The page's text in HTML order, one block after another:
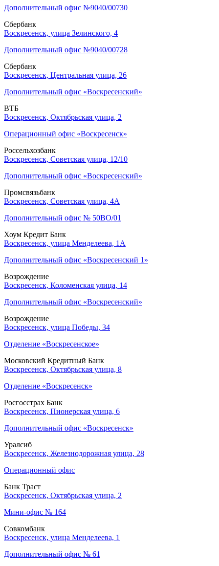
Дополнительный офис №9040/00730
Сбербанк
Воскресенск, улица Зелинского, 4
Дополнительный офис №9040/00728
Сбербанк
Воскресенск, Центральная улица, 26
Дополнительный офис «Воскресенский»
ВТБ
Воскресенск, Октябрьская улица, 2
Операционный офис «Воскресенск»
Россельхозбанк
Воскресенск, Советская улица, 12/10
Дополнительный офис «Воскресенский»
Промсвязьбанк
Воскресенск, Советская улица, 4А
Дополнительный офис № 50ВО/01
Хоум Кредит Банк
Воскресенск, улица Менделеева, 1А
Дополнительный офис «Воскресенский 1»
Возрождение
Воскресенск, Коломенская улица, 14
Дополнительный офис «Воскресенский»
Возрождение
Воскресенск, улица Победы, 34
Отделение «Воскресенское»
Московский Кредитный Банк
Воскресенск, Октябрьская улица, 8
Отделение «Воскресенск»
Росгосстрах Банк
Воскресенск, Пионерская улица, 6
Дополнительный офис «Воскресенск»
Уралсиб
Воскресенск, Железнодорожная улица, 28
Операционный офис
Банк Траст
Воскресенск, Октябрьская улица, 2
Мини-офис № 164
Совкомбанк
Воскресенск, улица Менделеева, 1
Дополнительный офис № 61